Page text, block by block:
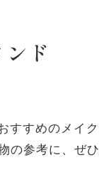
ド
すすめのメイク
の参考に、ぜひ